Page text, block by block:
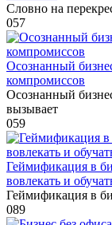
Словно на
057
Осознанный
компромиссов
Осознанный
вызывает
059
Геймификация в
вовлекать и
Геймификация в
089